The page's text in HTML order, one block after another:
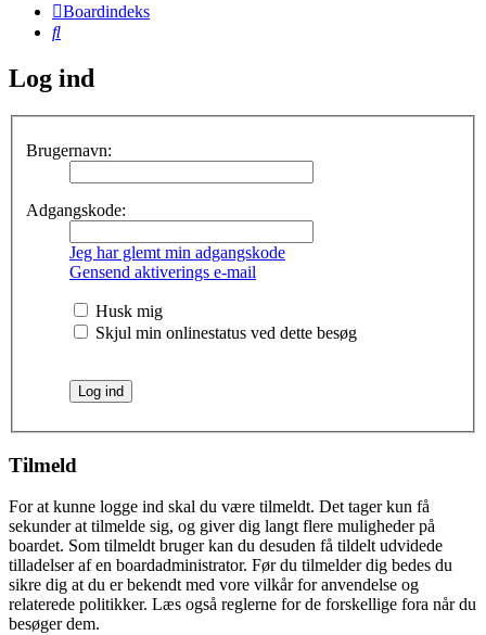
Boardindeks
Søg
Log ind
Brugernavn:
Adgangskode:
Jeg har glemt min adgangskode
Gensend aktiverings e-mail
Husk mig
Skjul min onlinestatus ved dette besøg
Tilmeld
For at kunne logge ind skal du være tilmeldt. Det tager kun få
sekunder at tilmelde sig, og giver dig langt flere muligheder på
boardet. Som tilmeldt bruger kan du desuden få tildelt udvidede
tilladelser af en boardadministrator. Før du tilmelder dig bedes du
sikre dig at du er bekendt med vore vilkår for anvendelse og
relaterede politikker. Læs også reglerne for de forskellige fora når du
besøger dem.